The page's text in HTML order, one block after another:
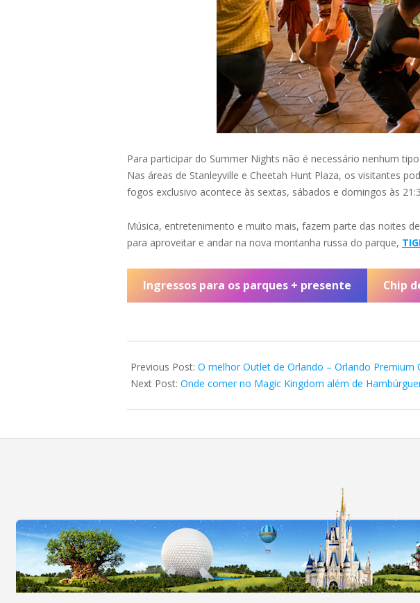
Para participar do Summer Nights não é necessário nenhum
Nas áreas de Stanleyville e Cheetah Hunt Plaza, os visitantes
fogos exclusivo acontece às sextas, sábados e domingos às
Música, entretenimento e muito mais, fazem parte das noites
para aproveitar e andar na nova montanha russa do parque,
Ingressos para os parques + presente Chip
06-
08
Previous Post: O melhor Outlet de Orlando – Orlando Premium
Next Post: Onde comer no Magic Kingdom além de